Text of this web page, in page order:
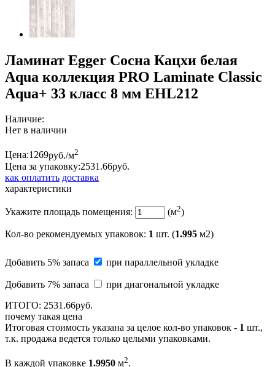
Ламинат Egger Сосна Кацхи белая
Aqua коллекция PRO Laminate Classic
Aqua+ 33 класс 8 мм EHL212
Наличие:
Нет в наличии
Цена:1269руб./м2
Цена за упаковку:2531.66руб.
как оплатить доставка
характеристики
Укажите площадь помещения: (м2)
Кол-во рекомендуемых упаковок: 1 шт. (1.995 м2)
Добавить 5% запаса при параллельной укладке
Добавить 7% запаса
при диагональной укладке
ИТОГО: 2531.66руб.
почему такая цена
Итоговая стоимость указана за целое кол-во упаковок - 1 шт.,
т.к. продажа ведется только целыми упаковками.
В каждой упаковке 1.9950 м2.